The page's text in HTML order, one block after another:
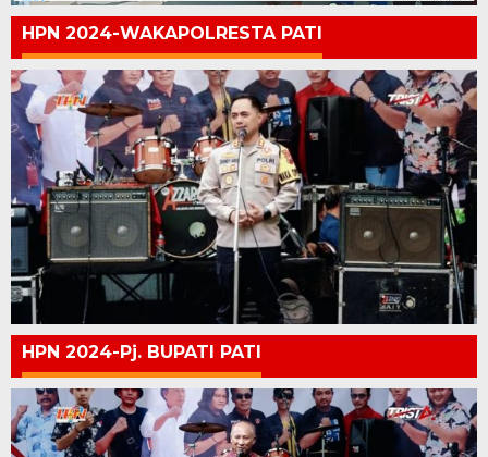
HPN 2024-WAKAPOLRESTA PATI
HPN 2024-Pj. BUPATI PATI